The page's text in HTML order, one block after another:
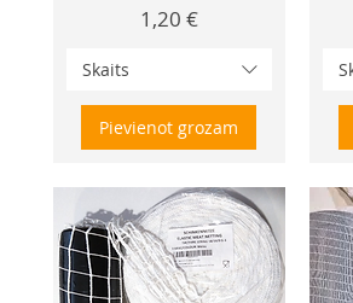
Cena
1,20 €
Skaits
Pievienot grozam